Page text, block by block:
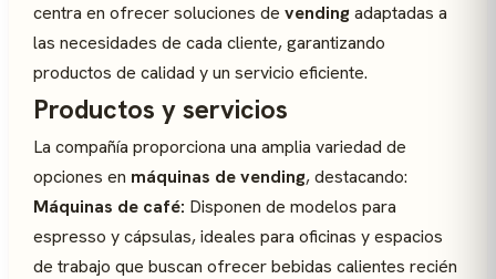
centra en ofrecer soluciones de vendingadaptadas a
las necesidades de cada cliente, garantizando
productos de calidad y un servicio eficiente.
Productos y servicios
La compañía proporciona una amplia variedad de
opciones en máquinas de vending, destacando:
Máquinas de café: Disponen de modelos para
espresso y cápsulas, ideales para oficinas y espacios
de trabajo que buscan ofrecer bebidas calientes recién